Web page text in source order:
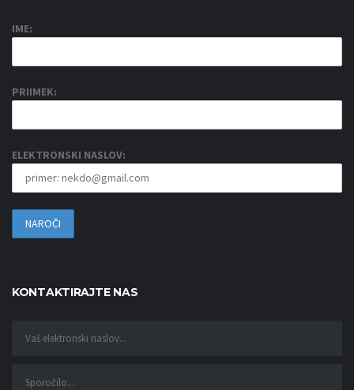
IME:
PRIIMEK:
ELEKTRONSKI NASLOV:
KONTAKTIRAJTE NAS